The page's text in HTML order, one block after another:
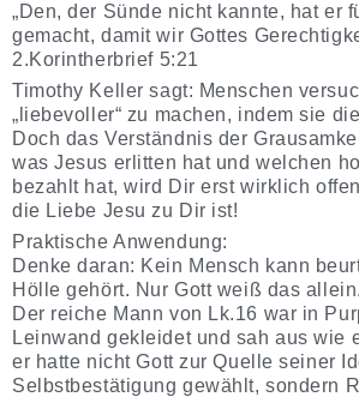
„Den, der Sünde nicht kannte, hat er
gemacht, damit wir Gottes
2.Korintherbrief 5:21
Timothy Keller sagt: Menschen
„liebevoller“ zu machen, indem sie
Doch das Verständnis der
was Jesus erlitten hat und welchen
bezahlt hat, wird Dir erst wirklich
die Liebe Jesu zu Dir ist!
Praktische Anwendung:
Denke daran: Kein Mensch kann
Hölle gehört. Nur Gott weiß das allein.
Der reiche Mann von Lk.16 war in
Leinwand gekleidet und sah aus wie
er hatte nicht Gott zur Quelle seiner
Selbstbestätigung gewählt, sondern